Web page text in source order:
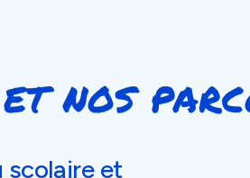
nos
scolaire et